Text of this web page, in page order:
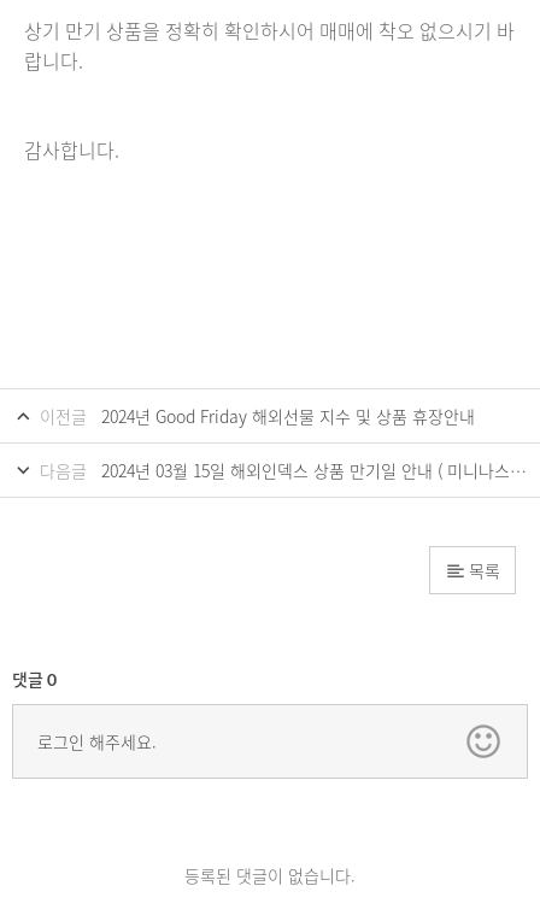
상기 만기 상품을 정확히 확인하시어 매매에 착오 없으시기 바
랍니다.
감사합니다.
이전글 2024년 Good Friday 해외선물 지수 및 상품 휴장안내
다음글 2024년 03월 15일 해외인덱스 상품 만기일 안내 ( 미니나스닥 , 미니S&P )
목록
댓글0
로그인 해주세요.
등록된 댓글이 없습니다.